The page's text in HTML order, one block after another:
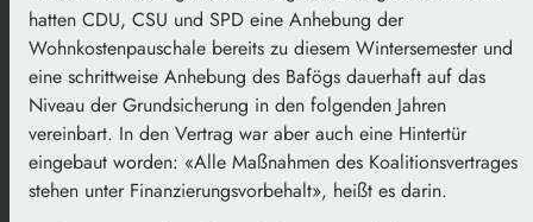
hatten CDU, CSU und SPD eine Anhebung der
Wohnkostenpauschale bereits zu diesem Wintersemester und
eine schrittweise Anhebung des Bafögs dauerhaft auf das
Niveau der Grundsicherung in den folgenden Jahren
vereinbart. In den Vertrag war aber auch eine Hintertür
eingebaut worden: «Alle Maßnahmen des Koalitionsvertrages
stehen unter Finanzierungsvorbehalt», heißt es darin.